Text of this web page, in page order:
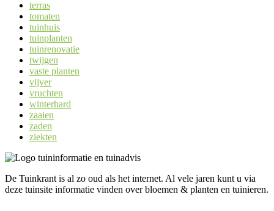
terras
tomaten
tuinhuis
tuinplanten
tuinrenovatie
twijgen
vaste planten
vijver
vruchten
winterhard
zaaien
zaden
ziekten
De Tuinkrant is al zo oud als het internet. Al vele jaren kunt u via
deze tuinsite informatie vinden over bloemen & planten en tuinieren.